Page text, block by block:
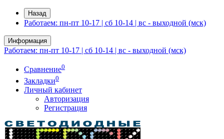
Назад
Работаем: пн-пт 10-17 | сб 10-14 | вс - выходной (мск)
Информация
Работаем: пн-пт 10-17 | сб 10-14 | вс - выходной (мск)
Сравнение0
Закладки0
Личный кабинет
Авторизация
Регистрация